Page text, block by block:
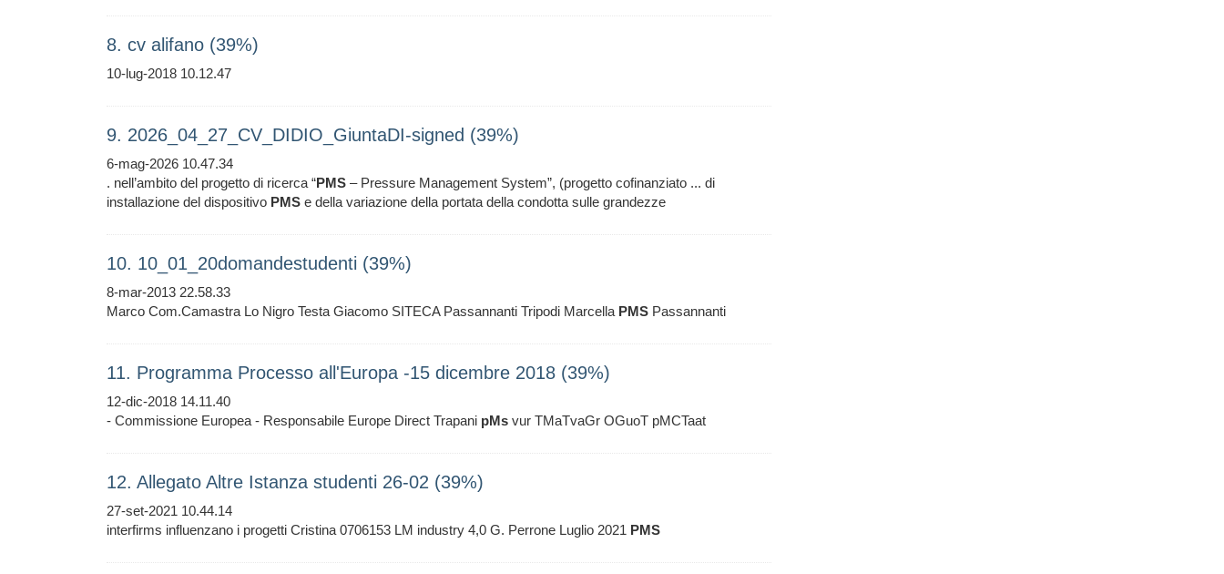
8. cv alifano (39%)
10-lug-2018 10.12.47
9. 2026_04_27_CV_DIDIO_GiuntaDI-signed (39%)
6-mag-2026 10.47.34
. nell’ambito del progetto di ricerca “PMS – Pressure Management System”, (progetto cofinanziato ... di
installazione del dispositivo PMS e della variazione della portata della condotta sulle grandezze
10. 10_01_20domandestudenti (39%)
8-mar-2013 22.58.33
Marco Com.Camastra Lo Nigro Testa Giacomo SITECA Passannanti Tripodi Marcella PMS Passannanti
11. Programma Processo all'Europa -15 dicembre 2018 (39%)
12-dic-2018 14.11.40
- Commissione Europea - Responsabile Europe Direct Trapani pMs vur TMaTvaGr OGuoT pMCTaat
12. Allegato Altre Istanza studenti 26-02 (39%)
27-set-2021 10.44.14
interfirms influenzano i progetti Cristina 0706153 LM industry 4,0 G. Perrone Luglio 2021 PMS